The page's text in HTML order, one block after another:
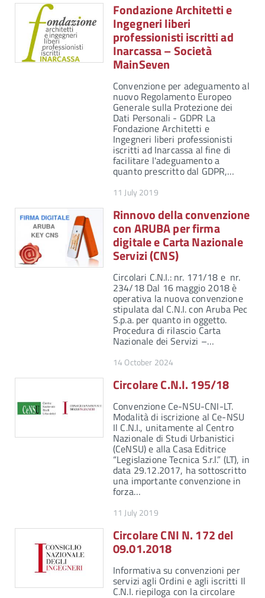
Fondazione Architetti e
Ingegneri liberi
professionisti iscritti ad
Inarcassa – Società
MainSeven
Convenzione per adeguamento al
nuovo Regolamento Europeo
Generale sulla Protezione dei
Dati Personali - GDPR La
Fondazione Architetti e
Ingegneri liberi professionisti
iscritti ad Inarcassa al fine di
facilitare l'adeguamento a
quanto prescritto dal GDPR,…
11 July 2019
Rinnovo della convenzione
con ARUBA per firma
digitale e Carta Nazionale
Servizi (CNS)
Circolari C.N.I.: nr. 171/18 e nr.
234/18 Dal 16 maggio 2018 è
operativa la nuova convenzione
stipulata dal C.N.I. con Aruba Pec
S.p.a. per quanto in oggetto.
Procedura di rilascio Carta
Nazionale dei Servizi –…
14 October 2024
Circolare C.N.I. 195/18
Convenzione Ce-NSU-CNI-LT.
Modalità di iscrizione al Ce-NSU
Il C.N.I., unitamente al Centro
Nazionale di Studi Urbanistici
(CeNSU) e alla Casa Editrice
“Legislazione Tecnica S.r.l.” (LT), in
data 29.12.2017, ha sottoscritto
una importante convenzione in
forza…
11 July 2019
Circolare CNI N. 172 del
09.01.2018
Informativa su convenzioni per
servizi agli Ordini e agli iscritti Il
C.N.I. riepiloga con la circolare